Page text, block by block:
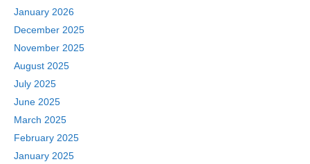
January 2026
December 2025
November 2025
August 2025
July 2025
June 2025
March 2025
February 2025
January 2025